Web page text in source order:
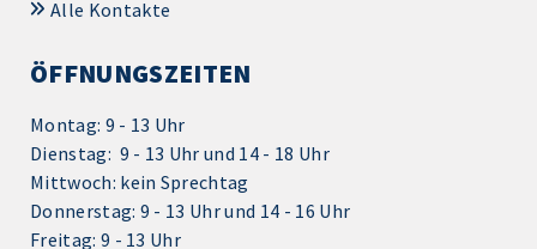
Alle Kontakte
ÖFFNUNGSZEITEN
Montag: 9 - 13 Uhr
Dienstag: 9 - 13 Uhr und 14 - 18 Uhr
Mittwoch: kein Sprechtag
Donnerstag: 9 - 13 Uhr und 14 - 16 Uhr
Freitag: 9 - 13 Uhr